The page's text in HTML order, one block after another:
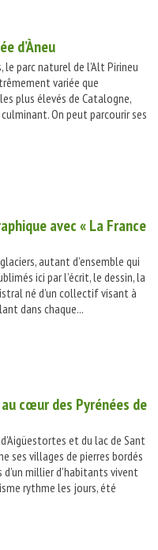
d’Àneu
parc naturel de l’Alt Pirineu
variée que
plus élevés de Catalogne,
On peut parcourir ses
avec « La France
autant d’ensemble qui
ici par l’écrit, le dessin, la
né d’un collectif visant à
dans chaque...
cœur des Pyrénées de
et du lac de Sant
ses villages de pierres bordés
d’un millier d’habitants vivent
rythme les jours, été